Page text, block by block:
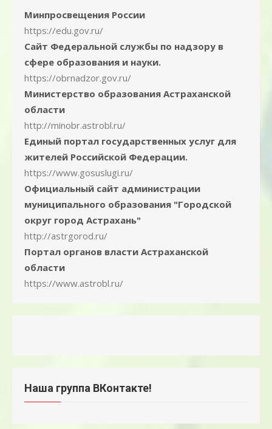
Минпросвещения России
https://edu.gov.ru/
Сайт Федеральной службы по надзору в
сфере образования и науки.
https://obrnadzor.gov.ru/
Министерство образования Астраханской
области
http://minobr.astrobl.ru/
Единый портал государственных услуг для
жителей Российской Федерации.
https://www.gosuslugi.ru/
Официальный сайт администрации
муниципального образования "Городской
округ город Астрахань"
http://astrgorod.ru/
Портал органов власти Астраханской
области
https://www.astrobl.ru/
Наша группа ВКонтакте!